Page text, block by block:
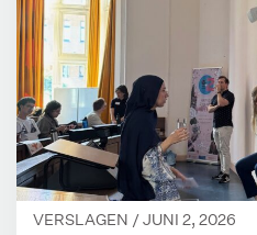
VERSLAGEN /JUNI 2, 2026